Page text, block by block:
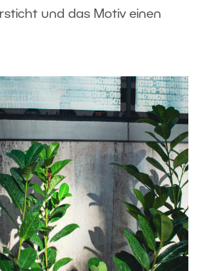
und das Motiv einen